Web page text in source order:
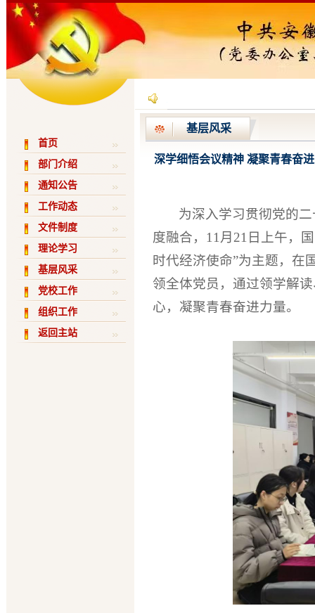
首页
部门介绍
通知公告
工作动态
文件制度
理论学习
基层风采
党校工作
组织工作
返回主站
基层风采
深学细悟会议精神 凝聚青春奋
为深入学习贯彻党的
度融合，11月21日上午，
时代经济使命”为主题，在
领全体党员，通过领学解
心，凝聚青春奋进力量。